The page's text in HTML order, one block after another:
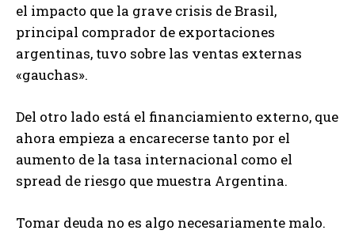
el impacto que la grave crisis de Brasil,
principal comprador de exportaciones
argentinas, tuvo sobre las ventas externas
«gauchas».
Del otro lado está el financiamiento externo, que
ahora empieza a encarecerse tanto por el
aumento de la tasa internacional como el
spread de riesgo que muestra Argentina.
Tomar deuda no es algo necesariamente malo.